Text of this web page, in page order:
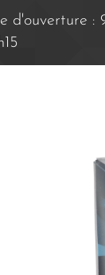
d'ouverture :